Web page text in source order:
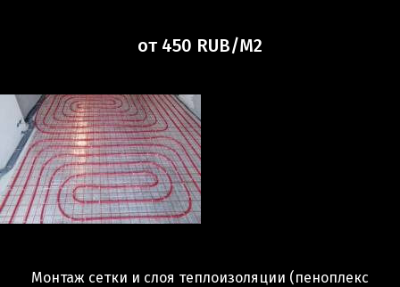
от 450 RUB/М2
Монтаж сетки и слоя теплоизоляции (пеноплекс